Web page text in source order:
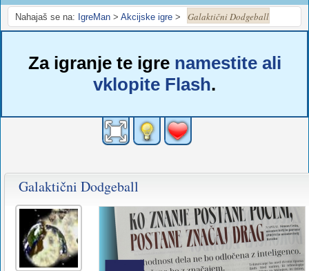
Nahajaš se na: IgreMan > Akcijske igre > Galaktični Dodgeball
Za igranje te igre namestite ali
vklopite Flash.
Galaktični Dodgeball